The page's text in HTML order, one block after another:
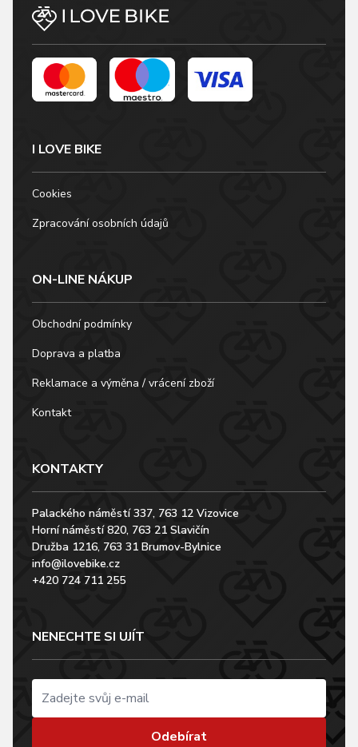
I LOVE BIKE
Cookies
Zpracování osobních údajů
ON-LINE NÁKUP
Obchodní podmínky
Doprava a platba
Reklamace a výměna / vrácení zboží
Kontakt
KONTAKTY
Palackého náměstí 337, 763 12 Vizovice
Horní náměstí 820, 763 21 Slavičín
Družba 1216, 763 31 Brumov-Bylnice
info@ilovebike.cz
+420 724 711 255
NENECHTE SI UJÍT
Odebírat